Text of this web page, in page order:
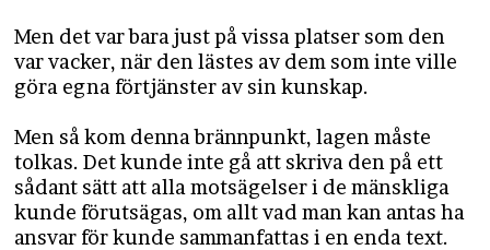
Men det var bara just på vissa platser som den
var vacker, när den lästes av dem som inte ville
göra egna förtjänster av sin kunskap.
Men så kom denna brännpunkt, lagen måste
tolkas. Det kunde inte gå att skriva den på ett
sådant sätt att alla motsägelser i de mänskliga
kunde förutsägas, om allt vad man kan antas ha
ansvar för kunde sammanfattas i en enda text.